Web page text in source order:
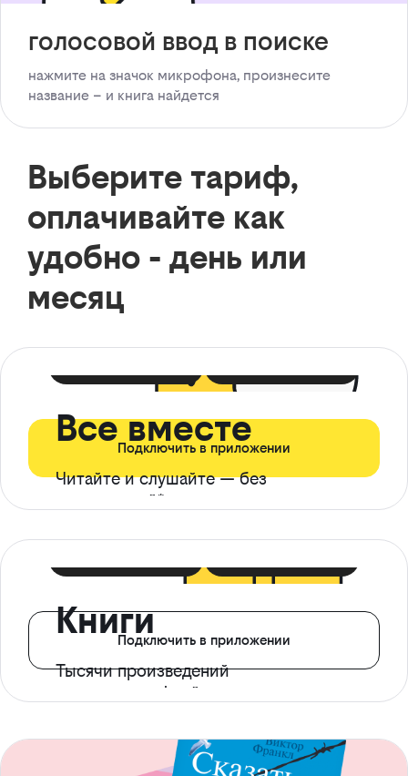
голосовой ввод в поиске
нажмите на значок микрофона, произнесите
название – и книга найдется
Выберите тариф,
оплачивайте как
удобно - день или
месяц
Все вместе
Читайте и слушайте — без
ограничений*
Подключить в приложении
Книги
Тысячи произведений
с доступом офлайн
Подключить в приложении